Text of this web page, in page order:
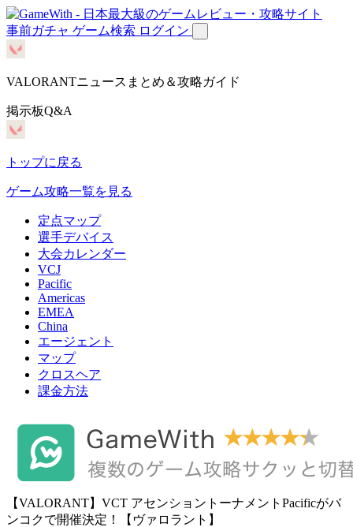
事前ガチャ ゲーム検索 ログイン
VALORANTニュースまとめ＆攻略ガイド
掲示板Q&A
トップに戻る
ゲーム攻略一覧を見る
定点マップ
選手デバイス
大会カレンダー
VCJ
Pacific
Americas
EMEA
China
エージェント
マップ
クロスヘア
課金方法
【VALORANT】VCT アセンショントーナメントPacificがバ
ンコクで開催決定！【ヴァロラント】